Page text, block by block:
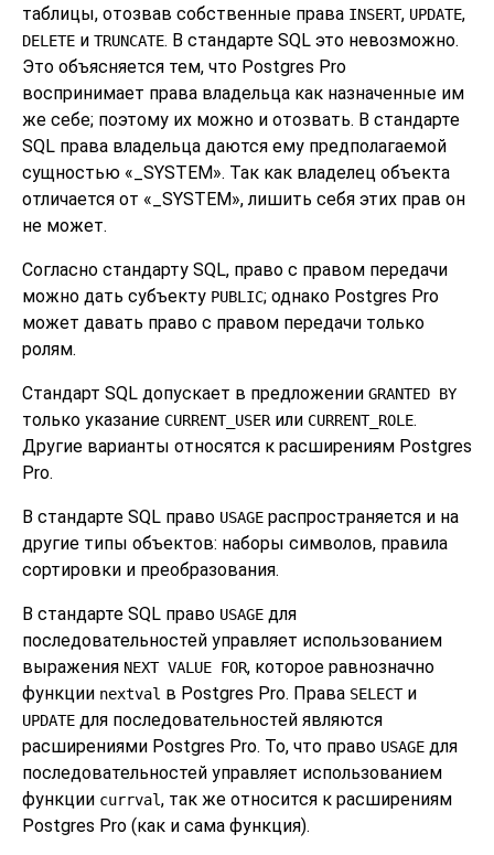
таблицы, отозвав собственные права INSERT, UPDATE,
DELETE и TRUNCATE. В стандарте SQL это невозможно.
Это объясняется тем, что Postgres Pro
воспринимает права владельца как назначенные им
же себе; поэтому их можно и отозвать. В стандарте
SQL права владельца даются ему предполагаемой
сущностью « _SYSTEM». Так как владелец объекта
отличается от « _SYSTEM», лишить себя этих прав он
не может.
Согласно стандарту SQL, право с правом передачи
можно дать субъекту PUBLIC; однако Postgres Pro
может давать право с правом передачи только
ролям.
Стандарт SQL допускает в предложении GRANTED BY
только указание CURRENT_USERили CURRENT_ROLE.
Другие варианты относятся к расширениям Postgres
Pro.
В стандарте SQL право USAGE распространяется и на
другие типы объектов: наборы символов, правила
сортировки и преобразования.
В стандарте SQL право USAGE для
последовательностей управляет использованием
выражения NEXT VALUE FOR, которое равнозначно
функции nextval в Postgres Pro. Права SELECTи
UPDATE для последовательностей являются
расширениями Postgres Pro. То, что право USAGE для
последовательностей управляет использованием
функции currval, так же относится к расширениям
Postgres Pro (как и сама функция).